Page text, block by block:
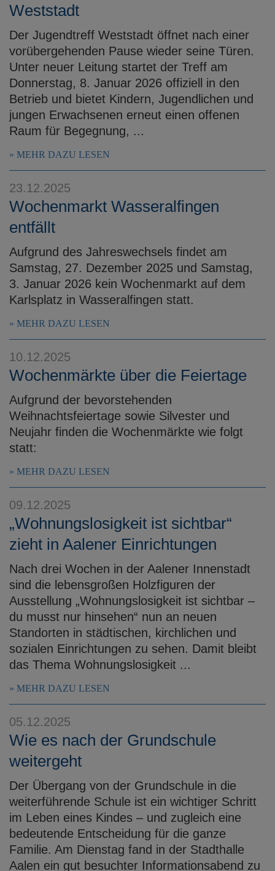
Weststadt
Der Jugendtreff Weststadt öffnet nach einer
vorübergehenden Pause wieder seine Türen.
Unter neuer Leitung startet der Treff am
Donnerstag, 8. Januar 2026 offiziell in den
Betrieb und bietet Kindern, Jugendlichen und
jungen Erwachsenen erneut einen offenen
Raum für Begegnung, ...
MEHR DAZU LESEN
23.12.2025
Wochenmarkt Wasseralfingen
entfällt
Aufgrund des Jahreswechsels findet am
Samstag, 27. Dezember 2025 und Samstag,
3. Januar 2026 kein Wochenmarkt auf dem
Karlsplatz in Wasseralfingen statt.
MEHR DAZU LESEN
10.12.2025
Wochenmärkte über die Feiertage
Aufgrund der bevorstehenden
Weihnachtsfeiertage sowie Silvester und
Neujahr finden die Wochenmärkte wie folgt
statt:
MEHR DAZU LESEN
09.12.2025
„Wohnungslosigkeit ist sichtbar“
zieht in Aalener Einrichtungen
Nach drei Wochen in der Aalener Innenstadt
sind die lebensgroßen Holzfiguren der
Ausstellung „Wohnungslosigkeit ist sichtbar –
du musst nur hinsehen“ nun an neuen
Standorten in städtischen, kirchlichen und
sozialen Einrichtungen zu sehen. Damit bleibt
das Thema Wohnungslosigkeit ...
MEHR DAZU LESEN
05.12.2025
Wie es nach der Grundschule
weitergeht
Der Übergang von der Grundschule in die
weiterführende Schule ist ein wichtiger Schritt
im Leben eines Kindes – und zugleich eine
bedeutende Entscheidung für die ganze
Familie. Am Dienstag fand in der Stadthalle
Aalen ein gut besuchter Informationsabend zu